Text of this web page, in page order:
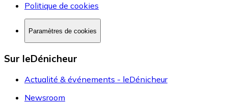
Politique de cookies
Paramètres de cookies
Sur leDénicheur
Actualité & événements - leDénicheur
Newsroom